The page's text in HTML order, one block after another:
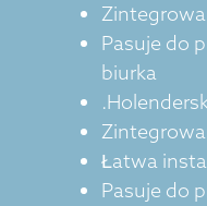
Pasuje do
biurka
Łatwa
Pasuje do